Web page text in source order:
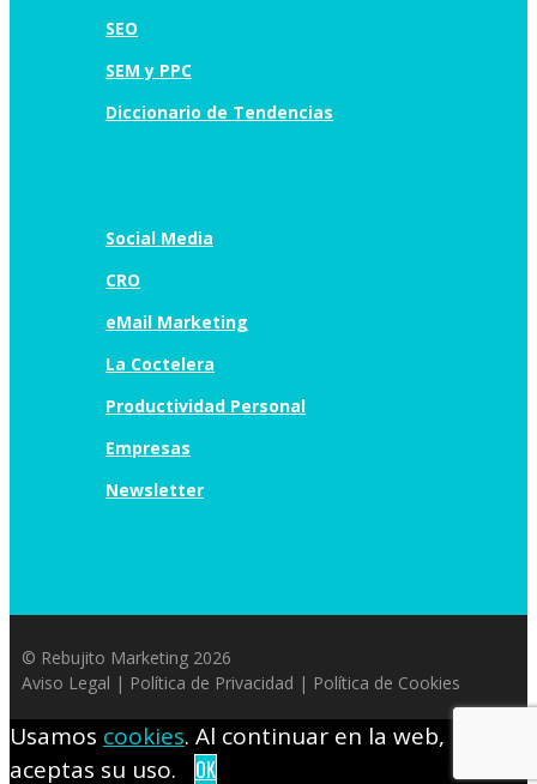
SEO
SEM y PPC
Diccionario de Tendencias
Social Media
CRO
eMail Marketing
La Coctelera
Productividad Personal
Empresas
Newsletter
© Rebujito Marketing 2026
Aviso Legal | Política de Privacidad | Política de Cookies
Usamos cookies. Al continuar en la web,
aceptas su uso.
OK